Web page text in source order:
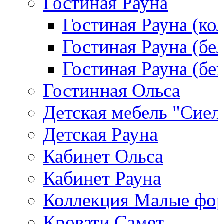
Гостиная Рауна
Гостиная Рауна
Гостиная Рауна
Гостинная Ольса
Детская мебель
Детская Рауна
Кабинет Ольса
Кабинет Рауна
Коллекция Малые